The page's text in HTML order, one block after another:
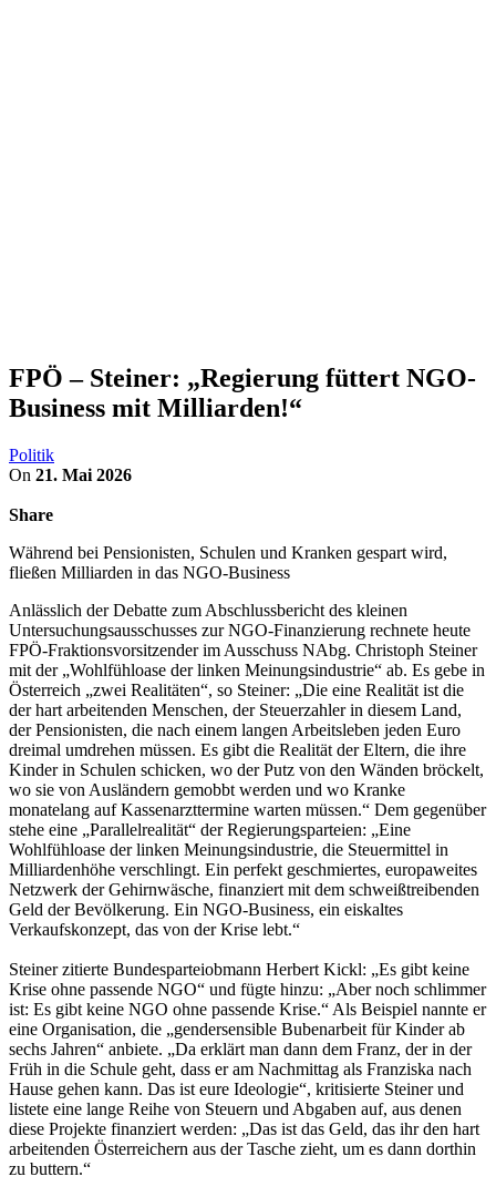
FPÖ – Steiner: „Regierung füttert NGO-
Business mit Milliarden!“
Politik
On 21. Mai 2026
Share
Während bei Pensionisten, Schulen und Kranken gespart wird,
fließen Milliarden in das NGO-Business
Anlässlich der Debatte zum Abschlussbericht des kleinen
Untersuchungsausschusses zur NGO-Finanzierung rechnete heute
FPÖ-Fraktionsvorsitzender im Ausschuss NAbg. Christoph Steiner
mit der „Wohlfühloase der linken Meinungsindustrie“ ab. Es gebe in
Österreich „zwei Realitäten“, so Steiner: „Die eine Realität ist die
der hart arbeitenden Menschen, der Steuerzahler in diesem Land,
der Pensionisten, die nach einem langen Arbeitsleben jeden Euro
dreimal umdrehen müssen. Es gibt die Realität der Eltern, die ihre
Kinder in Schulen schicken, wo der Putz von den Wänden bröckelt,
wo sie von Ausländern gemobbt werden und wo Kranke
monatelang auf Kassenarzttermine warten müssen.“ Dem gegenüber
stehe eine „Parallelrealität“ der Regierungsparteien: „Eine
Wohlfühloase der linken Meinungsindustrie, die Steuermittel in
Milliardenhöhe verschlingt. Ein perfekt geschmiertes, europaweites
Netzwerk der Gehirnwäsche, finanziert mit dem schweißtreibenden
Geld der Bevölkerung. Ein NGO-Business, ein eiskaltes
Verkaufskonzept, das von der Krise lebt.“
Steiner zitierte Bundesparteiobmann Herbert Kickl: „Es gibt keine
Krise ohne passende NGO“ und fügte hinzu: „Aber noch schlimmer
ist: Es gibt keine NGO ohne passende Krise.“ Als Beispiel nannte er
eine Organisation, die „gendersensible Bubenarbeit für Kinder ab
sechs Jahren“ anbiete. „Da erklärt man dann dem Franz, der in der
Früh in die Schule geht, dass er am Nachmittag als Franziska nach
Hause gehen kann. Das ist eure Ideologie“, kritisierte Steiner und
listete eine lange Reihe von Steuern und Abgaben auf, aus denen
diese Projekte finanziert werden: „Das ist das Geld, das ihr den hart
arbeitenden Österreichern aus der Tasche zieht, um es dann dorthin
zu buttern.“